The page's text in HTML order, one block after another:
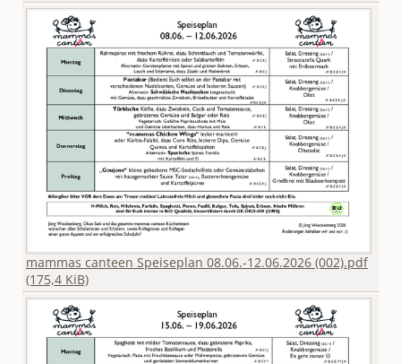
mammas canteen Speiseplan 08.06.-12.06.2026 (002).pdf
(175,4 KiB)